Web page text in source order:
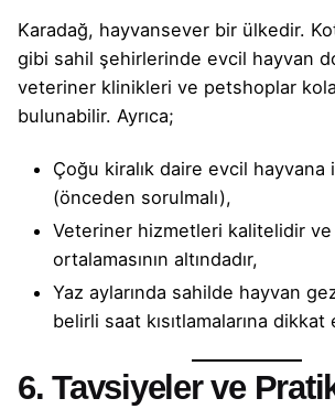
Karadağ, hayvansever bir ülkedir.
gibi sahil şehirlerinde evcil hayvan
veteriner klinikleri ve petshoplar
bulunabilir. Ayrıca;
Çoğu kiralık daire evcil
(önceden sorulmalı),
Veteriner hizmetleri kalitelidir
ortalamasının altındadır,
Yaz aylarında sahilde hayvan
belirli saat kısıtlamalarına dikkat
6. Tavsiyeler ve